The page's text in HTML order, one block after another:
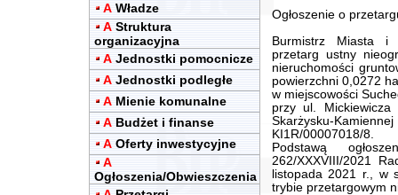
A Władze
A Struktura
organizacyjna
A Jednostki pomocnicze
A Jednostki podległe
A Mienie komunalne
A Budżet i finanse
A Oferty inwestycyjne
A
Ogłoszenia/Obwieszczenia
Ogłoszenie o
Burmistrz Miasta i
przetarg ustny
nieruchomości
powierzchni 0,0272
w miejscowości
przy ul.
Skarżysku-
KI1R/00007018/8.
Podstawą
262/XXXVIII/2021
listopada 2021 r., w
trybie przetargowym